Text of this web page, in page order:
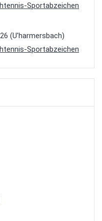
Sportabzeichen
(U'harmersbach)
Sportabzeichen